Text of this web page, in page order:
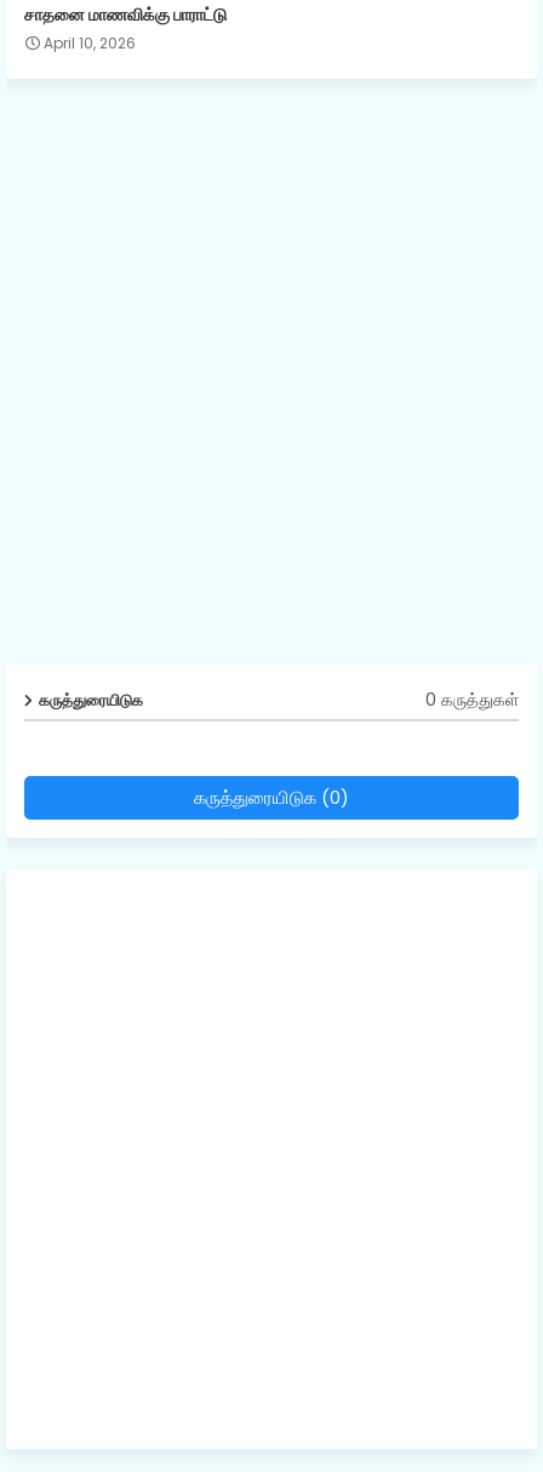
சாதனை மாணவிக்கு பாராட்டு
April 10, 2026
கருத்துரையிடுக 0 கருத்துகள்
கருத்துரையிடுக (0)